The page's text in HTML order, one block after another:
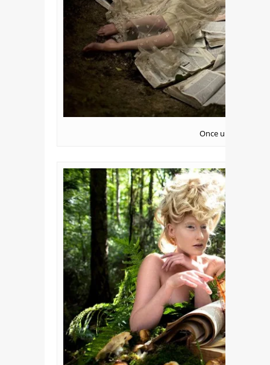
Once upon a Time